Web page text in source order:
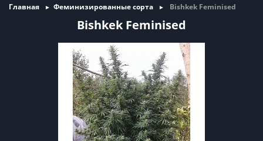
Главная Феминизированные сорта Bishkek Feminised
Bishkek Feminised